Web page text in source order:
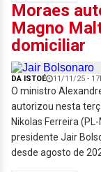
Moraes
Magno
domiciliar
DA ISTOÉ 11/11/25 -
O ministro
autorizou nesta
Nikolas Ferreira
presidente Jair
desde agosto de